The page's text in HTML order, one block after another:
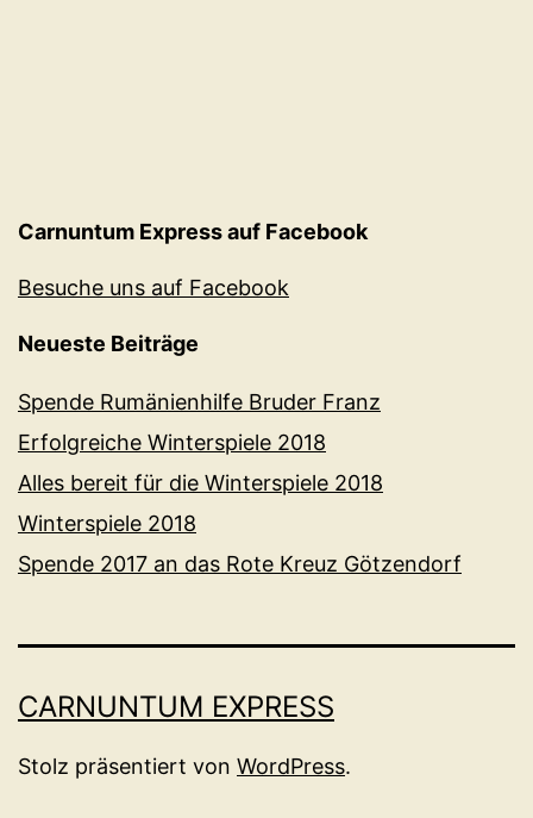
Carnuntum Express auf Facebook
Besuche uns auf Facebook
Neueste Beiträge
Spende Rumänienhilfe Bruder Franz
Erfolgreiche Winterspiele 2018
Alles bereit für die Winterspiele 2018
Winterspiele 2018
Spende 2017 an das Rote Kreuz Götzendorf
CARNUNTUM EXPRESS
Stolz präsentiert von WordPress.